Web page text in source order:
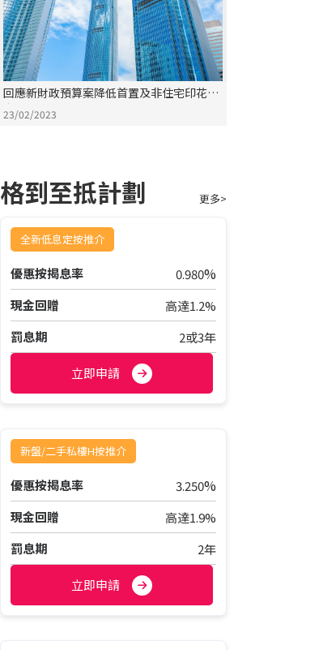
回應新財政預算案降低首置及非住宅印花稅
率
23/02/2023
格到至抵計劃 更多>
全新低息定按推介
優惠按揭息率 0.980%
現金回贈
高達1.2%
罰息期
2或3年
立即申請
新盤/二手私樓H按推介
優惠按揭息率 3.250%
現金回贈
高達1.9%
罰息期
2年
立即申請